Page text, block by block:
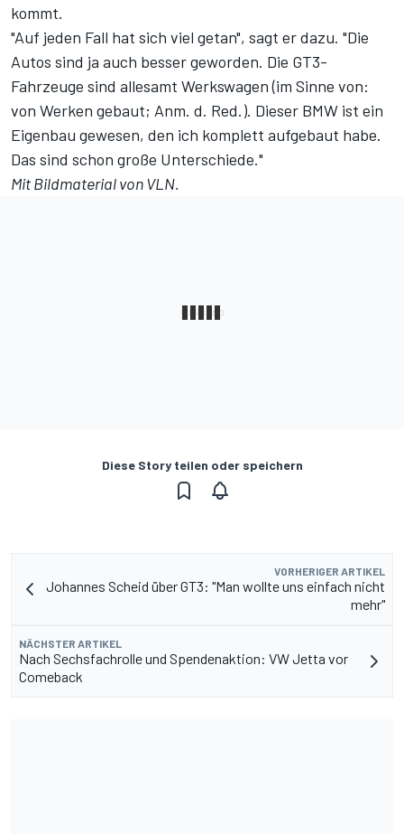
kommt.
"Auf jeden Fall hat sich viel getan", sagt er dazu. "Die
Autos sind ja auch besser geworden. Die GT3-
Fahrzeuge sind allesamt Werkswagen (im Sinne von:
von Werken gebaut; Anm. d. Red.). Dieser BMW ist ein
Eigenbau gewesen, den ich komplett aufgebaut habe.
Das sind schon große Unterschiede."
Mit Bildmaterial von VLN.
Diese Story teilen oder speichern
VORHERIGER ARTIKEL
Johannes Scheid über GT3: "Man wollte uns einfach nicht
mehr"
NÄCHSTER ARTIKEL
Nach Sechsfachrolle und Spendenaktion: VW Jetta vor
Comeback